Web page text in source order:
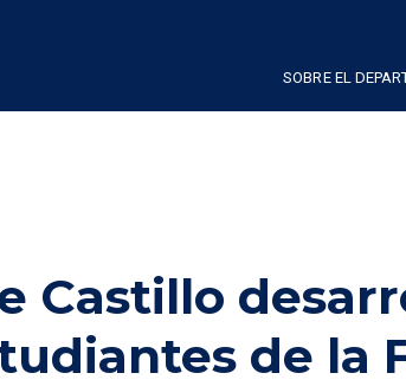
SOBRE EL
Castillo
de la